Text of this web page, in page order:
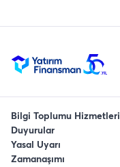
Bilgi Toplumu Hizmetleri
Duyurular
Yasal Uyarı
Zamanaşımı